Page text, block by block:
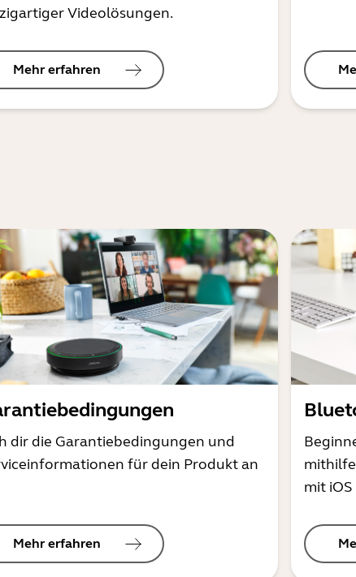
Videolösungen.
Mehr erfahren
dir die Garantiebedingungen und
für dein Produkt an
Mehr erfahren
mit